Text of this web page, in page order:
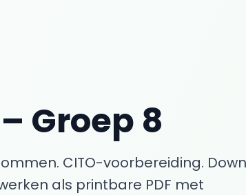
– Groep 8
CITO-voorbereiding.
als printbare PDF met